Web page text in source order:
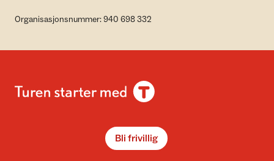
Organisasjonsnummer: 940 698 332
Bli frivillig